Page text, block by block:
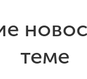
теме